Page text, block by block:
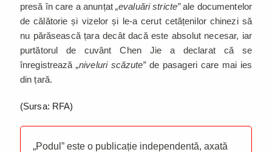
presă în care a anunțat„evaluări stricte”ale documentelor
de călătorie și vizelor și le-a cerut cetățenilor chinezi să
nu părăsească țara decât dacă este absolut necesar, iar
purtătorul de cuvânt Chen Jie a declarat că se
înregistrează„niveluri scăzute”de pasageri care mai ies
din țară.
(Sursa: RFA)
„Podul” este o publicație independentă, axată